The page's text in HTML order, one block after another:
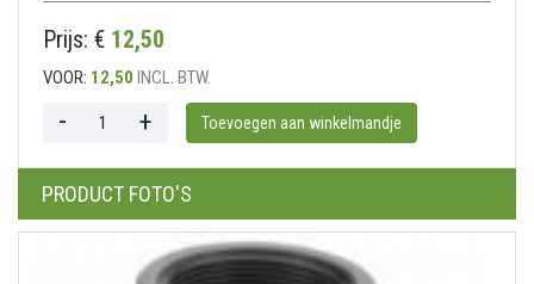
Prijs: € 12,50
VOOR: 12,50 INCL. BTW.
PRODUCT FOTO'S